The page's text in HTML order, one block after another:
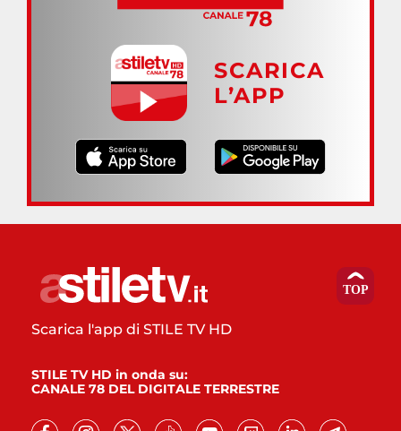
SCARICA
L’APP
Scarica l'app di STILE TV HD
STILE TV HD in onda su:
CANALE 78 DEL DIGITALE TERRESTRE